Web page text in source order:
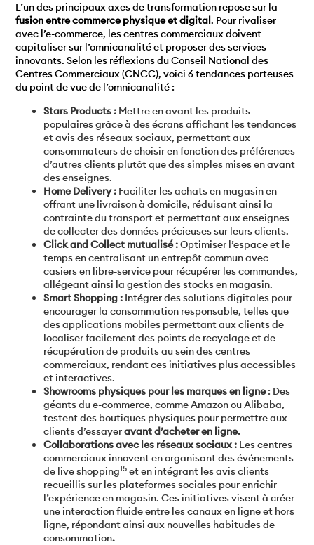
L’un des principaux axes de transformation repose sur la
fusion entre commerce physique et digital. Pour rivaliser
avec l’e-commerce, les centres commerciaux doivent
capitaliser sur l’omnicanalité et proposer des services
innovants. Selon les réflexions du Conseil National des
Centres Commerciaux (CNCC), voici 6 tendances porteuses
du point de vue de l’omnicanalité :
Stars Products : Mettre en avant les produits
populaires grâce à des écrans affichant les tendances
et avis des réseaux sociaux, permettant aux
consommateurs de choisir en fonction des préférences
d’autres clients plutôt que des simples mises en avant
des enseignes.
Home Delivery : Faciliter les achats en magasin en
offrant une livraison à domicile, réduisant ainsi la
contrainte du transport et permettant aux enseignes
de collecter des données précieuses sur leurs clients.
Click and Collect mutualisé :Optimiser l’espace et le
temps en centralisant un entrepôt commun avec
casiers en libre-service pour récupérer les commandes,
allégeant ainsi la gestion des stocks en magasin.
Smart Shopping : Intégrer des solutions digitales pour
encourager la consommation responsable, telles que
des applications mobiles permettant aux clients de
localiser facilement des points de recyclage et de
récupération de produits au sein des centres
commerciaux, rendant ces initiatives plus accessibles
et interactives.
Showrooms physiques pour les marques en ligne: Des
géants du e-commerce, comme Amazon ou Alibaba,
testent des boutiques physiques pour permettre aux
clients d’essayeravant d’acheter en ligne.
Collaborations avec les réseaux sociaux : Les centres
commerciaux innovent en organisant des événements
de live shopping15 et en intégrant les avis clients
recueillis sur les plateformes sociales pour enrichir
l’expérience en magasin. Ces initiatives visent à créer
une interaction fluide entre les canaux en ligne et hors
ligne, répondant ainsi aux nouvelles habitudes de
consommation.